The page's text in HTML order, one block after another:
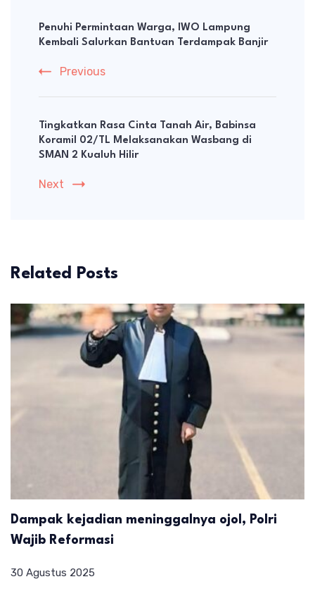
Navigation
Penuhi Permintaan Warga, IWO Lampung
Kembali Salurkan Bantuan Terdampak Banjir
Previous
Tingkatkan Rasa Cinta Tanah Air, Babinsa
Koramil 02/TL Melaksanakan Wasbang di
SMAN 2 Kualuh Hilir
Next
Related Posts
Dampak kejadian meninggalnya ojol, Polri
Wajib Reformasi
30 Agustus 2025